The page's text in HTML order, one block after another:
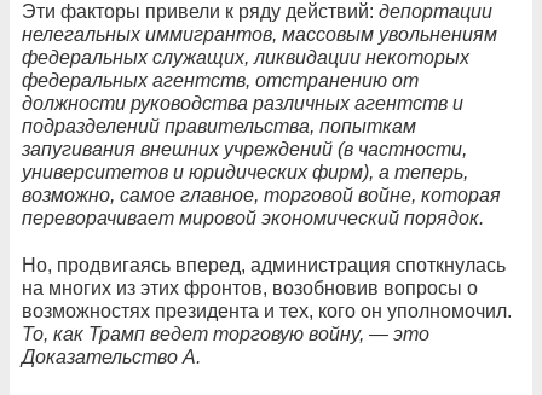
Эти факторы привели к ряду действий: депортации
нелегальных иммигрантов, массовым увольнениям
федеральных служащих, ликвидации некоторых
федеральных агентств, отстранению от
должности руководства различных агентств и
подразделений правительства, попыткам
запугивания внешних учреждений (в частности,
университетов и юридических фирм), а теперь,
возможно, самое главное, торговой войне, которая
переворачивает мировой экономический порядок.
Но, продвигаясь вперед, администрация споткнулась
на многих из этих фронтов, возобновив вопросы о
возможностях президента и тех, кого он уполномочил.
То, как Трамп ведет торговую войну, — это
Доказательство А.